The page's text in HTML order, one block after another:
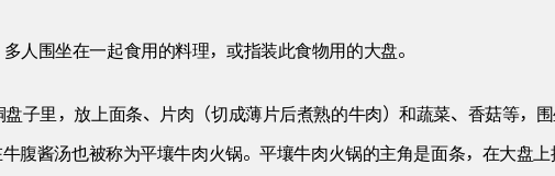
人围坐在一起食用的料理，或指装此食物用的大盘。
子里，放上面条、片肉（切成薄片后煮熟的牛肉）和蔬菜、香菇等，围
腹酱汤也被称为平壤牛肉火锅。平壤牛肉火锅的主角是面条，在大盘上